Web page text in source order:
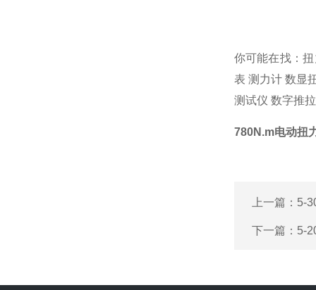
你可能在找：
表 测力计 数显
测试仪 数字推
780N.m电动扭
上一篇： 5-
下一篇： 5-